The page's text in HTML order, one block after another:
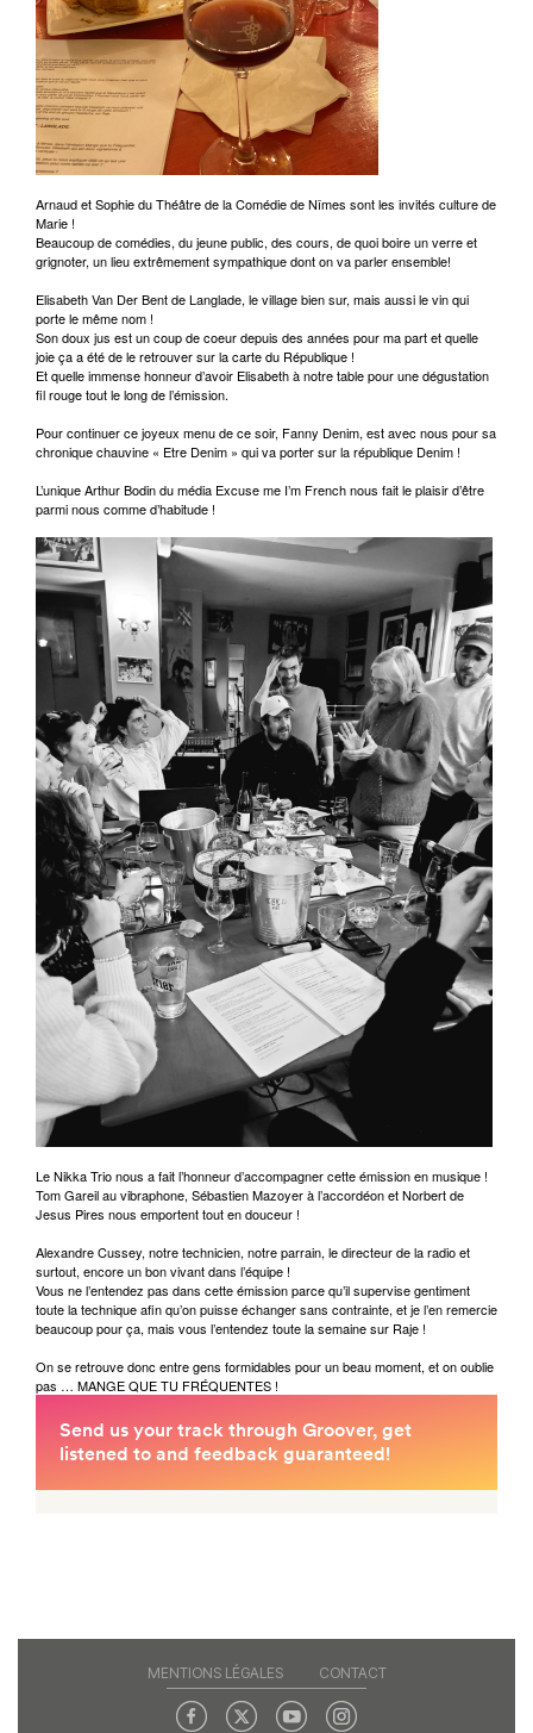
Arnaud et Sophie du Théâtre de la Comédie de Nîmes sont les invités culture de
Marie !
Beaucoup de comédies, du jeune public, des cours, de quoi boire un verre et
grignoter, un lieu extrêmement sympathique dont on va parler ensemble!
Elisabeth Van Der Bent de Langlade, le village bien sur, mais aussi le vin qui
porte le même nom !
Son doux jus est un coup de coeur depuis des années pour ma part et quelle
joie ça a été de le retrouver sur la carte du République !
Et quelle immense honneur d’avoir Elisabeth à notre table pour une dégustation
fil rouge tout le long de l’émission.
Pour continuer ce joyeux menu de ce soir, Fanny Denim, est avec nous pour sa
chronique chauvine « Etre Denim » qui va porter sur la république Denim !
L’unique Arthur Bodin du média Excuse me I’m French nous fait le plaisir d’être
parmi nous comme d’habitude !
Le Nikka Trio nous a fait l’honneur d’accompagner cette émission en musique !
Tom Gareil au vibraphone, Sébastien Mazoyer à l’accordéon et Norbert de
Jesus Pires nous emportent tout en douceur !
Alexandre Cussey, notre technicien, notre parrain, le directeur de la radio et
surtout, encore un bon vivant dans l’équipe !
Vous ne l’entendez pas dans cette émission parce qu’il supervise gentiment
toute la technique afin qu’on puisse échanger sans contrainte, et je l’en remercie
beaucoup pour ça, mais vous l’entendez toute la semaine sur Raje !
On se retrouve donc entre gens formidables pour un beau moment, et on oublie
pas … MANGE QUE TU FRÉQUENTES !
MENTIONS LÉGALES CONTACT